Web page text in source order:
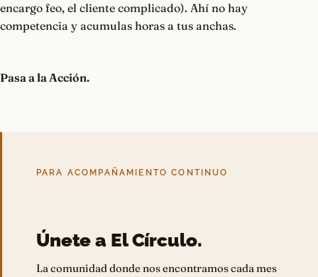
encargo feo, el cliente complicado). Ahí no hay
competencia y acumulas horas a tus anchas.
Pasa a la Acción.
PARA ACOMPAÑAMIENTO CONTINUO
Únete a El Círculo.
La comunidad donde nos encontramos cada mes